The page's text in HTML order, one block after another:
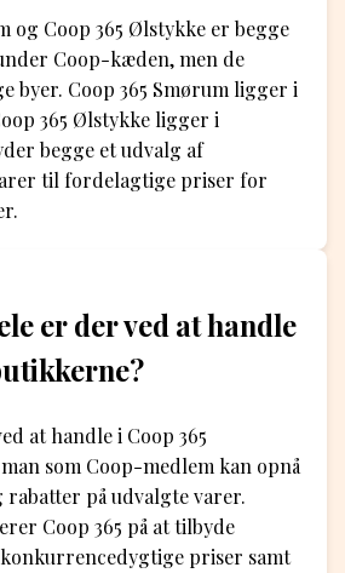
og Coop 365 Ølstykke er begge
Coop-kæden, men de
byer. Coop 365 Smørum ligger i
365 Ølstykke ligger i
begge et udvalg af
til fordelagtige priser for
er der ved at handle
at handle i Coop 365
som Coop-medlem kan opnå
på udvalgte varer.
Coop 365 på at tilbyde
priser samt